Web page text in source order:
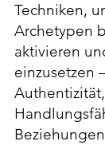
Techniken,
Archetypen
aktivieren
einzusetzen